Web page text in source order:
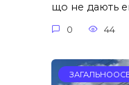
що не дають
0 44